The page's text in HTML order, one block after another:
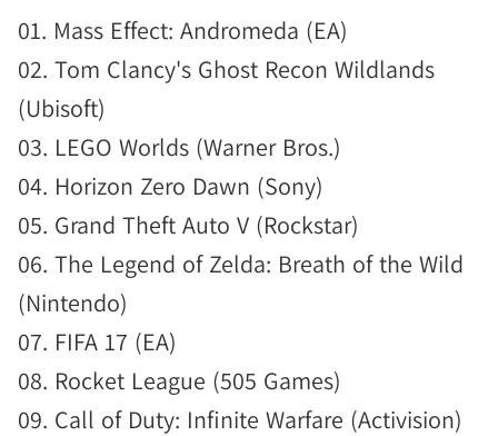
01. Mass Effect: Andromeda (EA)
02. Tom Clancy's Ghost Recon Wildlands
(Ubisoft)
03. LEGO Worlds (Warner Bros.)
04. Horizon Zero Dawn (Sony)
05. Grand Theft Auto V (Rockstar)
06. The Legend of Zelda: Breath of the Wild
(Nintendo)
07. FIFA 17 (EA)
08. Rocket League (505 Games)
09. Call of Duty: Infinite Warfare (Activision)